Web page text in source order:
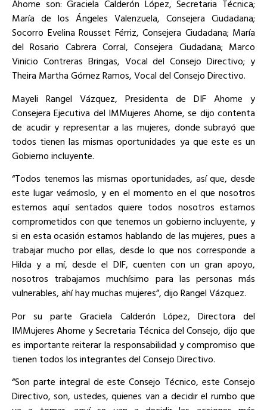
Ahome son: Graciela Calderón López, Secretaria Técnica;
María de los Ángeles Valenzuela, Consejera Ciudadana;
Socorro Evelina Rousset Férriz, Consejera Ciudadana; María
del Rosario Cabrera Corral, Consejera Ciudadana; Marco
Vinicio Contreras Bringas, Vocal del Consejo Directivo; y
Theira Martha Gómez Ramos, Vocal del Consejo Directivo.
Mayeli Rangel Vázquez, Presidenta de DIF Ahome y
Consejera Ejecutiva del IMMujeres Ahome, se dijo contenta
de acudir y representar a las mujeres, donde subrayó que
todos tienen las mismas oportunidades ya que este es un
Gobierno incluyente.
“Todos tenemos las mismas oportunidades, así que, desde
este lugar veámoslo, y en el momento en el que nosotros
estemos aquí sentados quiere todos nosotros estamos
comprometidos con que tenemos un gobierno incluyente, y
si en esta ocasión estamos hablando de las mujeres, pues a
trabajar mucho por ellas, desde lo que nos corresponde a
Hilda y a mí, desde el DIF, cuenten con un gran apoyo,
nosotros trabajamos muchísimo para las personas más
vulnerables, ahí hay muchas mujeres”, dijo Rangel Vázquez.
Por su parte Graciela Calderón López, Directora del
IMMujeres Ahome y Secretaria Técnica del Consejo, dijo que
es importante reiterar la responsabilidad y compromiso que
tienen todos los integrantes del Consejo Directivo.
“Son parte integral de este Consejo Técnico, este Consejo
Directivo, son, ustedes, quienes van a decidir el rumbo que